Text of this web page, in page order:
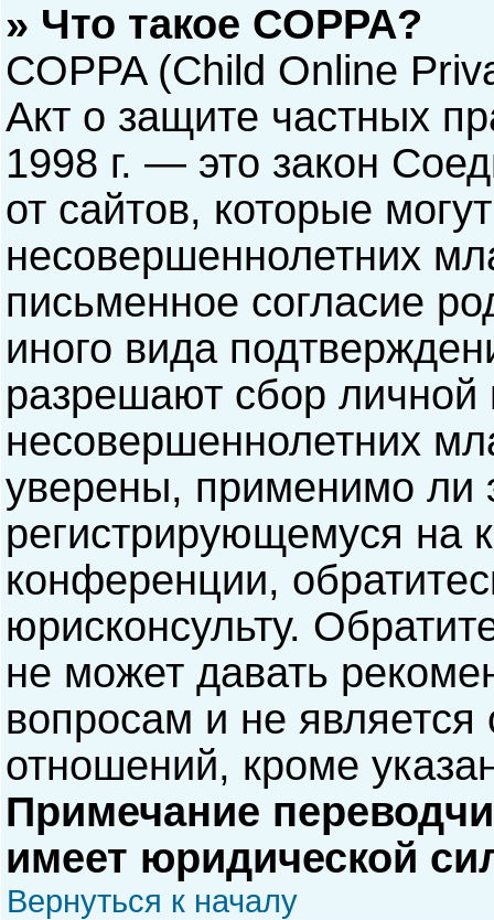
» Что такое COPPA?
COPPA (Child Online
Акт о защите частных
1998 г. — это закон
от сайтов, которые
несовершеннолетних
письменное согласие
иного вида
разрешают сбор
несовершеннолетних
уверены, применимо ли
регистрирующемуся на
конференции,
юрисконсульту.
не может давать
вопросам и не
отношений, кроме
Примечание
имеет юридической
Вернуться к началу